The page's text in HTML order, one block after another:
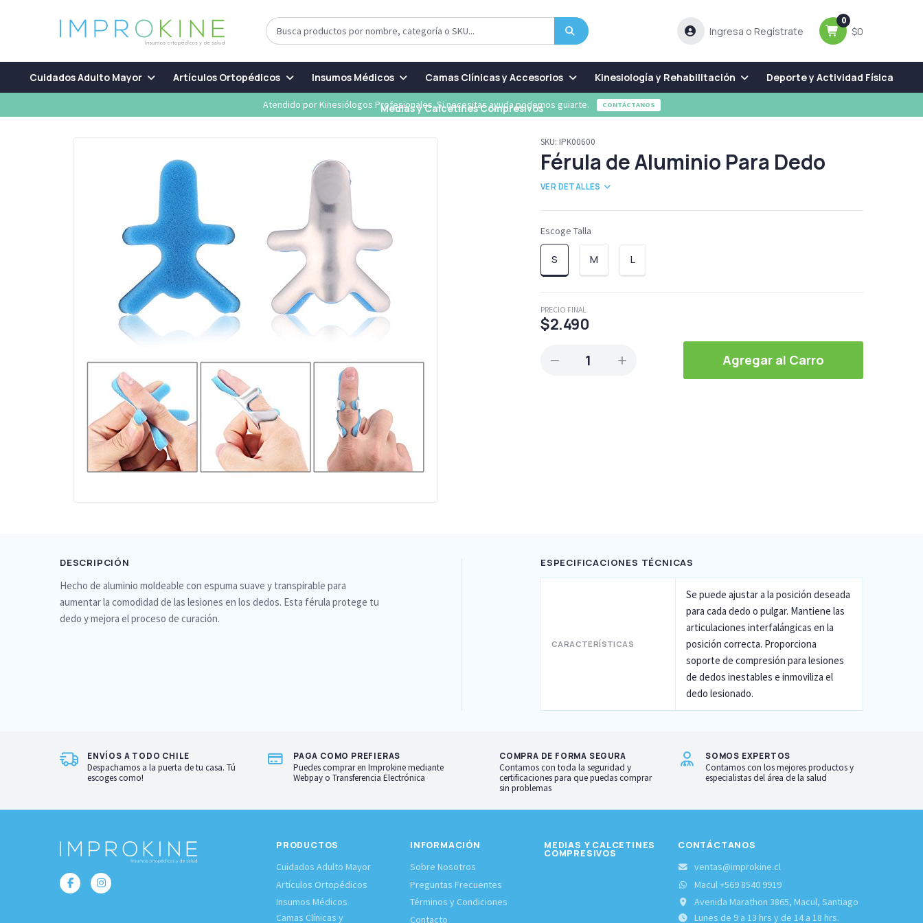
Ingresa o Regístrate
0
$0
Cuidados Adulto Mayor Artículos Ortopédicos Insumos Médicos Camas Clínicas y Accesorios Kinesiología y Rehabilitación Deporte y Actividad Física
Medias y Calcetines Compresivos
Atendido por Kinesiólogos Profesionales. Si necesitas ayuda podemos guiarte. CONTÁCTANOS
SKU: IPK00600
Férula de Aluminio Para Dedo
VER DETALLES
Escoge Talla
S M L
PRECIO FINAL
$2.490
1 Agregar al Carro
DESCRIPCIÓN
Hecho de aluminio moldeable con espuma suave y transpirable para
aumentar la comodidad de las lesiones en los dedos. Esta férula protege tu
dedo y mejora el proceso de curación.
ESPECIFICACIONES TÉCNICAS
CARACTERÍSTICAS
Se puede ajustar a la posición deseada
para cada dedo o pulgar. Mantiene las
articulaciones interfalángicas en la
posición correcta. Proporciona
soporte de compresión para lesiones
de dedos inestables e inmoviliza el
dedo lesionado.
ENVÍOS A TODO CHILE
Despachamos a la puerta de tu casa. Tú
escoges como!
PAGA COMO PREFIERAS
Puedes comprar en Improkine mediante
Webpay o Transferencia Electrónica
COMPRA DE FORMA SEGURA
Contamos con toda la seguridad y
certificaciones para que puedas comprar
sin problemas
SOMOS EXPERTOS
Contamos con los mejores productos y
especialistas del área de la salud
PRODUCTOS
Cuidados Adulto Mayor
Artículos Ortopédicos
Insumos Médicos
Camas Clínicas y
INFORMACIÓN
Sobre Nosotros
Preguntas Frecuentes
Términos y Condiciones
Contacto
MEDIAS Y CALCETINES
COMPRESIVOS
CONTÁCTANOS
ventas@improkine.cl
Macul +569 8540 9919
Avenida Marathon 3865, Macul, Santiago
Lunes de 9 a 13 hrs y de 14 a 18 hrs.